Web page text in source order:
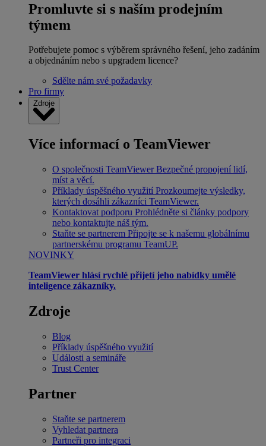
Promluvte si s naším prodejním
týmem
Potřebujete pomoc s výběrem správného řešení, jeho zadáním
a objednáním nebo s upgradem licence?
Sdělte nám své požadavky
Pro firmy
Zdroje
Více informací o TeamViewer
O společnosti TeamViewer Bezpečné propojení lidí,
míst a věcí.
Příklady úspěšného využití Prozkoumejte výsledky,
kterých dosáhli zákazníci TeamViewer.
Kontaktovat podporu Prohlédněte si články podpory
nebo kontaktujte náš tým.
Staňte se partnerem Připojte se k našemu globálnímu
partnerskému programu TeamUP.
NOVINKY
TeamViewer hlásí rychlé přijetí jeho nabídky umělé
inteligence zákazníky.
Zdroje
Blog
Příklady úspěšného využití
Události a semináře
Trust Center
Partner
Staňte se partnerem
Vyhledat partnera
Partneři pro integraci